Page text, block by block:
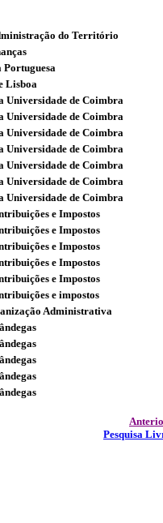
do Território
Lisboa
Universidade de Coimbra
Universidade de Coimbra
Universidade de Coimbra
Universidade de Coimbra
Universidade de Coimbra
Universidade de Coimbra
Universidade de Coimbra
e Impostos
e Impostos
e Impostos
e Impostos
e Impostos
e impostos
Administrativa
Pesquisa